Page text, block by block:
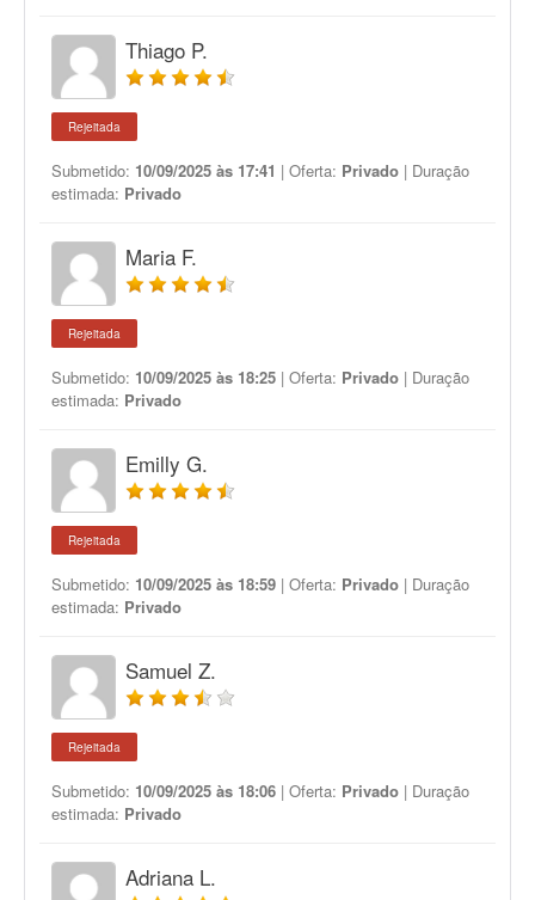
Thiago P.
Rejeitada
Submetido: 10/09/2025 às 17:41 | Oferta: Privado | Duração
estimada: Privado
Maria F.
Rejeitada
Submetido: 10/09/2025 às 18:25 | Oferta: Privado | Duração
estimada: Privado
Emilly G.
Rejeitada
Submetido: 10/09/2025 às 18:59 | Oferta: Privado | Duração
estimada: Privado
Samuel Z.
Rejeitada
Submetido: 10/09/2025 às 18:06 | Oferta: Privado | Duração
estimada: Privado
Adriana L.